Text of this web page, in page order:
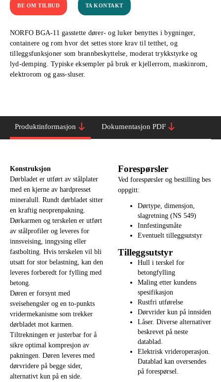
BE OM TILBUD TA KONTAKT
NORFO BGA-11 gasstette dører- og luker benyttes i bygninger,
containere og rom hvor det settes store krav til tetthet, og
tilleggsfunksjoner som brannbeskyttelse, moderat trykkstyrke og
lyd-demping. Typiske eksempler på bruk er kjellerrom, maskinrom,
elektrorom og gass-sluser.
Produktinformasjon Dokumentasjon PDF
Konstruksjon
Dørbladet er utført av stålplater
med en kjerne av hardpresset
mineralull. Rundt dørbladet sitter
en kraftig neoprenpakning.
Dørkarmen og terskelen er utført
av stålprofiler og leveres for
innsveising, inngysing eller
fastbolting. Hvis terskelen vil bli
utsatt for stor belastning, kan den
leveres forberedt for fylling med
betong.
Døren er forsynt med
sveisehengsler og en to-punkts
vridermekanisme som trekker
dørbladet mot karmen.
Tiltrekningen er justerbar for å
sikre optimal kompresjon av
pakningen. Døren leveres med
dørvridere på begge sider,
alternativt kun på en side.
Forespørsler
Ved forespørsler og bestilling bes
oppgitt:
Dørtype, dimensjon,
slagretning (NS 549)
Innfestingsmåte
Eventuelt tilleggsutstyr
Tilleggsutstyr
Hull i terskel for
betongfylling
Maling etter kundens
spesifikasjon
Rustfri utførelse
Dørvrider kun på innsiden
Låser. Diverse alternativer
beskrevet på neste
datablad.
Elektrisk vrideroperasjon.
Datablad kan oversendes
på forespørsel.